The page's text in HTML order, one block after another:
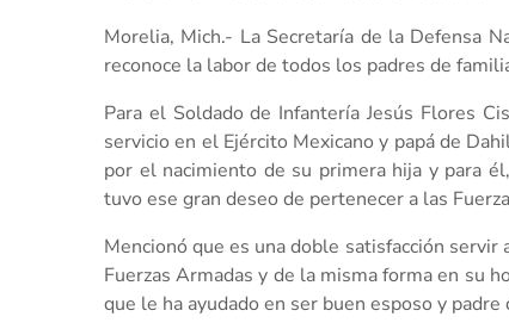
Morelia, Mich.- La Secretaría de la Defensa
reconoce la labor de todos los padres de
Para el Soldado de Infantería Jesús Flores
servicio en el Ejército Mexicano y papá de
por el nacimiento de su primera hija y para
tuvo ese gran deseo de pertenecer a las
Mencionó que es una doble satisfacción
Fuerzas Armadas y de la misma forma en su
que le ha ayudado en ser buen esposo y